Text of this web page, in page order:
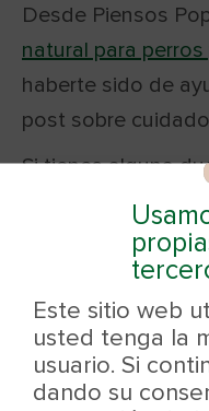
Este sitio web
usted tenga la
usuario. Si
dando su
Desde Piensos
natural para
haberte sido de
post sobre
Si tienes alguna
disposición para
formulario
148 002, vía email
través de
Facebooke